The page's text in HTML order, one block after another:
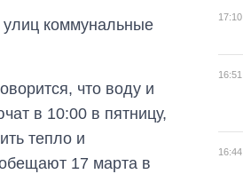
улиц коммунальные
что воду и
в 10:00 в пятницу,
тепло и
17 марта в
17:10
16:51
16:44